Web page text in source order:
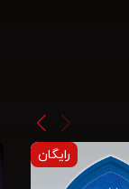
رایگان